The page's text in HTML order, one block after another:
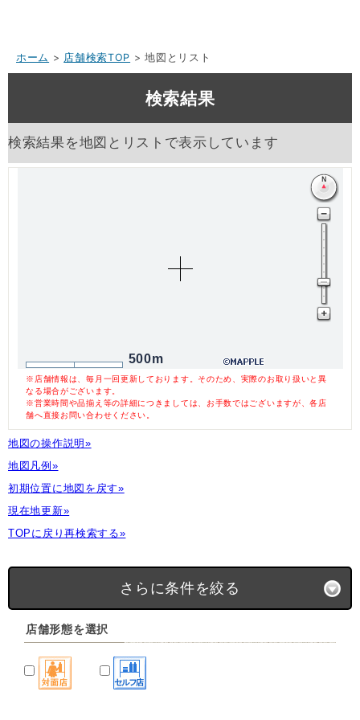
ホーム > 店舗検索TOP > 地図とリスト
検索結果
検索結果を地図とリストで表示しています
500m
※店舗情報は、毎月一回更新しております。そのため、実際のお取り扱いと異
なる場合がございます。
※営業時間や品揃え等の詳細につきましては、お手数ではございますが、各店
舗へ直接お問い合わせください。
地図の操作説明»
地図凡例»
初期位置に地図を戻す»
現在地更新»
TOPに戻り再検索する»
さらに条件を絞る
店舗形態を選択